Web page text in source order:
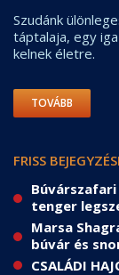
Szudánk
táptalaja, egy
kelnek életre.
TOVÁBB
FRISS
tenger
Marsa
búvár és
CSALÁDI